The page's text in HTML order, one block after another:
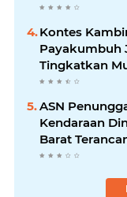
Kontes
Payakumbuh
Tingkatkan
Lokal
ASN
Kendaraan
Barat